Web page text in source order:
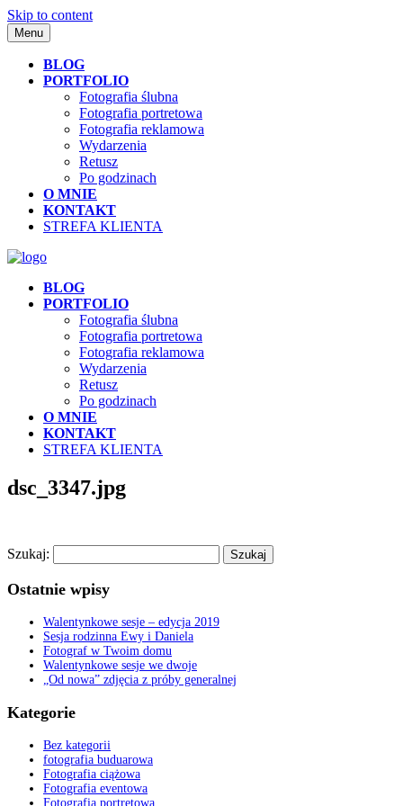
Skip to content
Menu
BLOG
PORTFOLIO
Fotografia ślubna
Fotografia portretowa
Fotografia reklamowa
Wydarzenia
Retusz
Po godzinach
O MNIE
KONTAKT
STREFA KLIENTA
BLOG
PORTFOLIO
Fotografia ślubna
Fotografia portretowa
Fotografia reklamowa
Wydarzenia
Retusz
Po godzinach
O MNIE
KONTAKT
STREFA KLIENTA
dsc_3347.jpg
Szukaj:
Ostatnie wpisy
Walentynkowe sesje – edycja 2019
Sesja rodzinna Ewy i Daniela
Fotograf w Twoim domu
Walentynkowe sesje we dwoje
„Od nowa” zdjęcia z próby generalnej
Kategorie
Bez kategorii
fotografia buduarowa
Fotografia ciążowa
Fotografia eventowa
Fotografia portretowa